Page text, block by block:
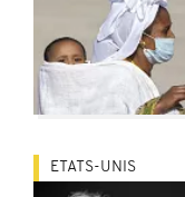
ETATS-UNIS